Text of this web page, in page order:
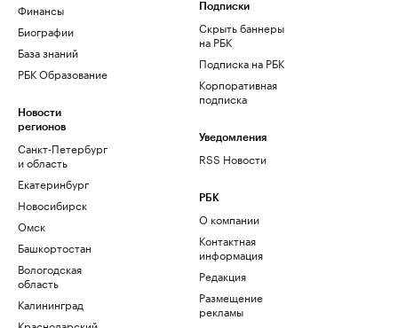
Финансы
Биографии
База знаний
РБК Образование
Новости
регионов
Санкт-Петербург
и область
Екатеринбург
Новосибирск
Омск
Башкортостан
Вологодская
область
Калининград
Подписки
Скрыть баннеры
на РБК
Подписка на РБК
Корпоративная
подписка
Уведомления
RSS Новости
РБК
О компании
Контактная
информация
Редакция
Размещение
рекламы